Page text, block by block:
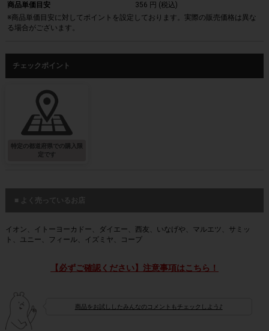
商品単価目安
356 円 (税込)
※商品単価目安に対してポイントを設定しております。実際の販売価格は異な
る場合がございます。
チェックポイント
特定の都道府県での購入限
定です
■ よく売っているお店
イオン、イトーヨーカドー、ダイエー、西友、いなげや、マルエツ、サミッ
ト、ユニー、フィール、イズミヤ、コープ
【必ずご確認ください】注意事項はこちら！
商品をお試ししたみんなのコメントもチェックしよう♪